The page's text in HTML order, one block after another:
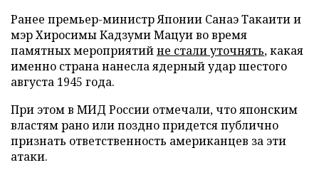
Ранее премьер-министр Японии Санаэ Такаити и
мэр Хиросимы Кадзуми Мацуи во время
памятных мероприятийне стали уточнять, какая
именно страна нанесла ядерный удар шестого
августа 1945 года.
При этом в МИД России отмечали, что японским
властям рано или поздно придется публично
признать ответственность американцев за эти
атаки.